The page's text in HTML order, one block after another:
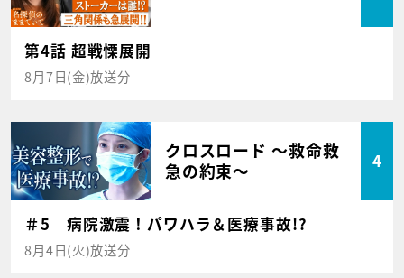
第4話 超戦慄展開
8月7日(金)放送分
クロスロード ～救命救
急の約束～
4
＃5 病院激震！パワハラ＆医療事故!?
8月4日(火)放送分